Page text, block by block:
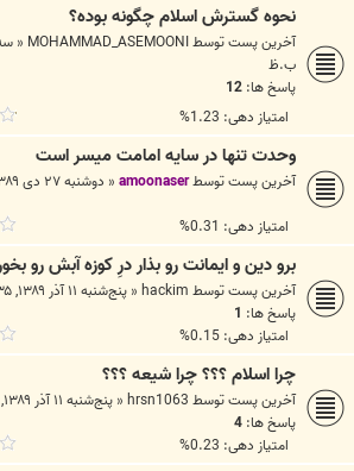
نحوه گسترش اسلام چگونه بوده؟
آخرین پست توسطMOHAMMAD_ASEMOONI
«
ب.ظ
پاسخ ها: 12
امتیاز دهی: 1.23%
وحدت تنها در سایه امامت میسر است
آخرین پست توسطamoonaser
« دوشنبه ۲۷ دی ۱۳۸۹, ۳:۳۲ ب.ظ
امتیاز دهی: 0.31%
برو دین و ایمانت رو بذار درِ کوزه آبش رو بخور
آخرین پست توسطhackim
« پنج‌شنبه ۱۱ آذر ۱۳۸۹, ۶:۳۵ ب.ظ
پاسخ ها: 1
امتیاز دهی: 0.15%
چرا اسلام ؟؟؟ چرا شیعه ؟؟؟
آخرین پست توسطhrsn1063
« پنج‌شنبه ۱۱ آذر ۱۳۸۹, ۱:۵۸ ب.ظ
پاسخ ها: 4
امتیاز دهی: 0.23%